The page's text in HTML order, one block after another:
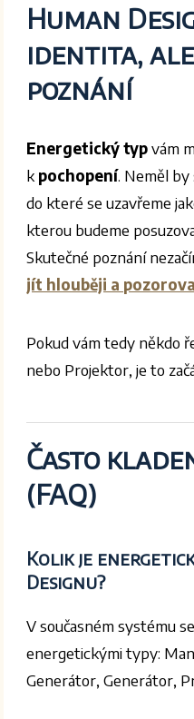
Human
identita,
poznání
Energetický typvám
k pochopení. Neměl
do které se uzavřeme
kterou budeme
Skutečné poznání
jít hlouběji a
Pokud vám tedy někdo
nebo Projektor, je to
Často
(FAQ)
Kolik je
Designu?
V současném systému
energetickými typy:
Generátor, Generátor,